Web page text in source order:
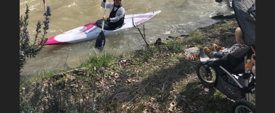
Avr 1